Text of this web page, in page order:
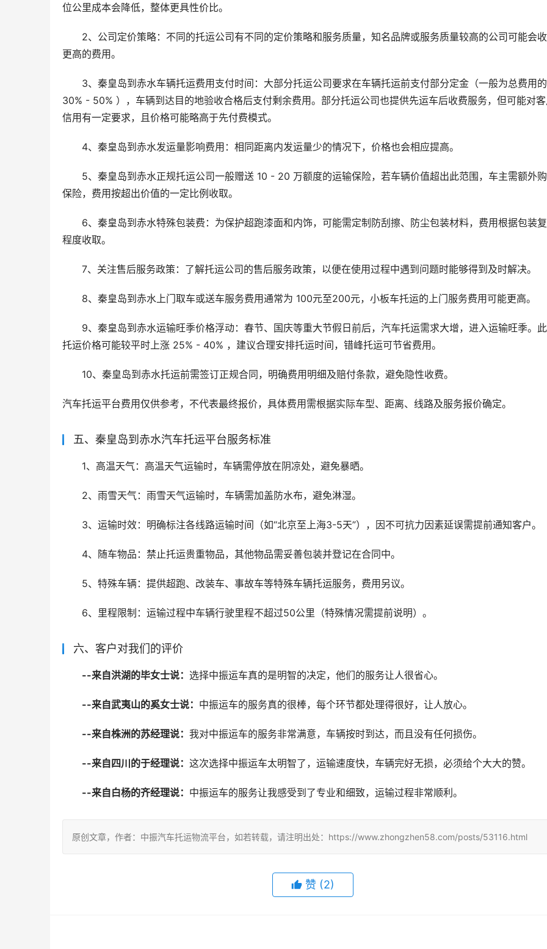
位公里成本会降低，整体更具性价比。
2、公司定价策略：不同的托运公司有不同的定价策略和服务质量，知名品牌或服务质量较高的公司可能会
更高的费用。
3、秦皇岛到赤水车辆托运费用支付时间：大部分托运公司要求在车辆托运前支付部分定金（一般为总费用的
30% - 50% ），车辆到达目的地验收合格后支付剩余费用。部分托运公司也提供先运车后收费服务，但可能对
信用有一定要求，且价格可能略高于先付费模式。
4、秦皇岛到赤水发运量影响费用：相同距离内发运量少的情况下，价格也会相应提高。
5、秦皇岛到赤水正规托运公司一般赠送 10 - 20 万额度的运输保险，若车辆价值超出此范围，车主需额外
保险，费用按超出价值的一定比例收取。
6、秦皇岛到赤水特殊包装费：为保护超跑漆面和内饰，可能需定制防刮擦、防尘包装材料，费用根据包装
程度收取。
7、关注售后服务政策：了解托运公司的售后服务政策，以便在使用过程中遇到问题时能够得到及时解决。
8、秦皇岛到赤水上门取车或送车服务费用通常为 100元至200元，小板车托运的上门服务费用可能更高。
9、秦皇岛到赤水运输旺季价格浮动：春节、国庆等重大节假日前后，汽车托运需求大增，进入运输旺季。
托运价格可能较平时上涨 25% - 40% ，建议合理安排托运时间，错峰托运可节省费用。
10、秦皇岛到赤水托运前需签订正规合同，明确费用明细及赔付条款，避免隐性收费。
汽车托运平台费用仅供参考，不代表最终报价，具体费用需根据实际车型、距离、线路及服务报价确定。
五、秦皇岛到赤水汽车托运平台服务标准
1、高温天气：高温天气运输时，车辆需停放在阴凉处，避免暴晒。
2、雨雪天气：雨雪天气运输时，车辆需加盖防水布，避免淋湿。
3、运输时效：明确标注各线路运输时间（如“北京至上海3-5天”），因不可抗力因素延误需提前通知客户。
4、随车物品：禁止托运贵重物品，其他物品需妥善包装并登记在合同中。
5、特殊车辆：提供超跑、改装车、事故车等特殊车辆托运服务，费用另议。
6、里程限制：运输过程中车辆行驶里程不超过50公里（特殊情况需提前说明）。
六、客户对我们的评价
--来自洪湖的毕女士说： 选择中振运车真的是明智的决定，他们的服务让人很省心。
--来自武夷山的奚女士说： 中振运车的服务真的很棒，每个环节都处理得很好，让人放心。
--来自株洲的苏经理说： 我对中振运车的服务非常满意，车辆按时到达，而且没有任何损伤。
--来自四川的于经理说： 这次选择中振运车太明智了，运输速度快，车辆完好无损，必须给个大大的赞。
--来自白杨的齐经理说： 中振运车的服务让我感受到了专业和细致，运输过程非常顺利。
原创文章，作者：中振汽车托运物流平台，如若转载，请注明出处：https://www.zhongzhen58.com/posts/53116.html
赞 (2)